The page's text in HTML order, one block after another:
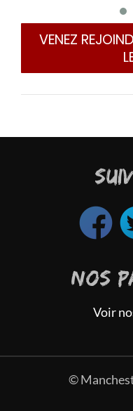
VENEZ
NOS
Voir
©